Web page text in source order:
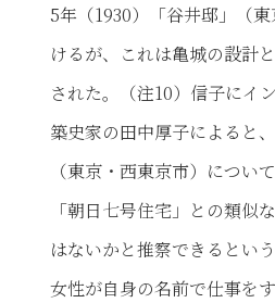
5年（1930）「谷井邸」（
けるが、これは亀城の設計
された。（注10）信子にイ
築史家の田中厚子によると
（東京・西東京市）につい
「朝日七号住宅」との類似
はないかと推察できるという
女性が自身の名前で仕事を